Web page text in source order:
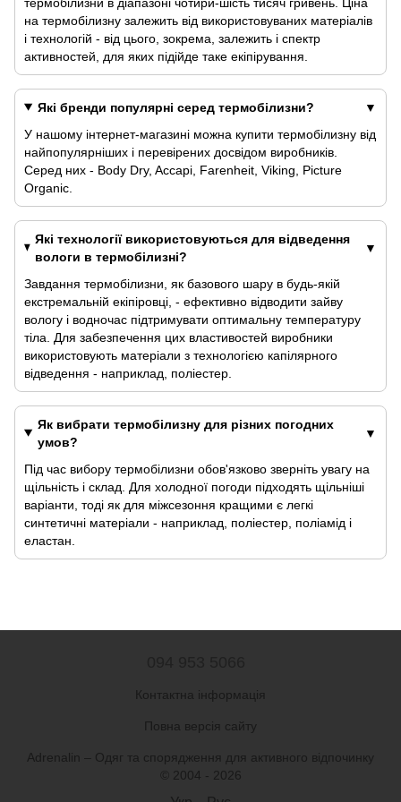
на термобілизну залежить від використовуваних матеріалів
і технологій - від цього, зокрема, залежить і спектр
активностей, для яких підійде таке екіпірування.
Які бренди популярні серед термобілизни?
У нашому інтернет-магазині можна купити термобілизну від
найпопулярніших і перевірених досвідом виробників.
Серед них - Body Dry, Accapi, Farenheit, Viking, Picture
Organic.
Які технології використовуються для відведення
вологи в термобілизні?
Завдання термобілизни, як базового шару в будь-якій
екстремальній екіпіровці, - ефективно відводити зайву
вологу і водночас підтримувати оптимальну температуру
тіла. Для забезпечення цих властивостей виробники
використовують матеріали з технологією капілярного
відведення - наприклад, поліестер.
Як вибрати термобілизну для різних погодних
умов?
Під час вибору термобілизни обов'язково зверніть увагу на
щільність і склад. Для холодної погоди підходять щільніші
варіанти, тоді як для міжсезоння кращими є легкі
синтетичні матеріали - наприклад, поліестер, поліамід і
еластан.
Контактна інформація
Повна версія сайту
Adrenalin – Одяг та спорядження для активного відпочинку
© 2004 - 2026